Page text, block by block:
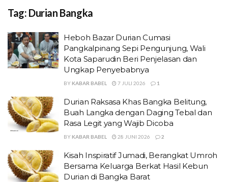
Tag: Durian Bangka
Heboh Bazar Durian Cumasi
Pangkalpinang Sepi Pengunjung, Wali
Kota Saparudin Beri Penjelasan dan
Ungkap Penyebabnya
BY KABAR BABEL 7 JULI 2026 1
Durian Raksasa Khas Bangka Belitung,
Buah Langka dengan Daging Tebal dan
Rasa Legit yang Wajib Dicoba
BY KABAR BABEL 28 JUNI 2026 2
Kisah Inspiratif Jumadi, Berangkat Umroh
Bersama Keluarga Berkat Hasil Kebun
Durian di Bangka Barat